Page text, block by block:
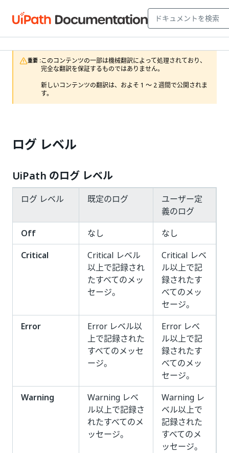
重要 :このコンテンツの一部は機械翻訳によって処理されており、
完全な翻訳を保証するものではありません。
新しいコンテンツの翻訳は、およそ 1 ～ 2 週間で公開されま
す。
ログ レベル
UiPath のログ レベル
ログ レベル 既定のログ
ユーザー定
義のログ
Off
なし
なし
Critical
Critical レベル
以上で記録され
たすべてのメッ
セージ。
Critical レベ
ル以上で記
録されたす
べてのメッ
セージ。
Error
Error レベル以
上で記録された
すべてのメッセ
ージ。
Error レベ
ル以上で記
録されたす
べてのメッ
セージ。
Warning
Warning レベ
ル以上で記録さ
れたすべてのメ
ッセージ。
Warning レ
ベル以上で
記録された
すべてのメ
ッセージ。